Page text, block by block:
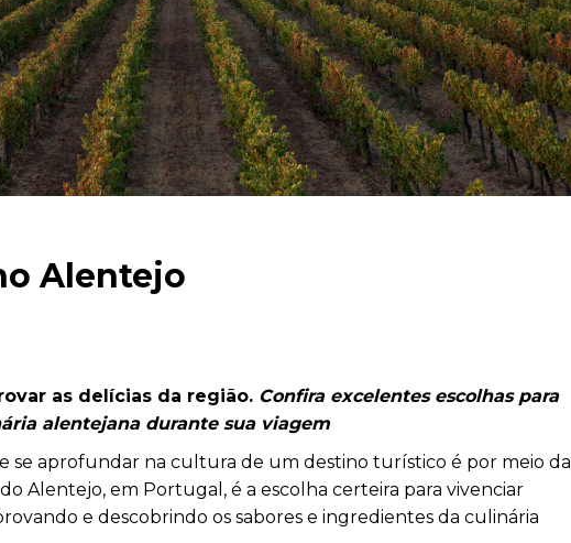
Alentejo
as delícias da região. Confira excelentes escolhas para
alentejana durante sua viagem
se aprofundar na cultura de um destino turístico é por meio da
Alentejo, em Portugal, é a escolha certeira para vivenciar
e descobrindo os sabores e ingredientes da culinária